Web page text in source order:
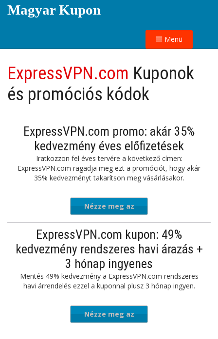
Magyar Kupon
Menü
ExpressVPN.com Kuponok
és promóciós kódok
ExpressVPN.com promo: akár 35%
kedvezmény éves előfizetések
Iratkozzon fel éves tervére a következő címen:
ExpressVPN.com ragadja meg ezt a promóciót, hogy akár
35% kedvezményt takarítson meg vásárlásakor.
Nézze meg az
ajánlatot
ExpressVPN.com kupon: 49%
kedvezmény rendszeres havi árazás +
3 hónap ingyenes
Mentés 49% kedvezmény a ExpressVPN.com rendszeres
havi árrendelés ezzel a kuponnal plusz 3 hónap ingyen.
Nézze meg az